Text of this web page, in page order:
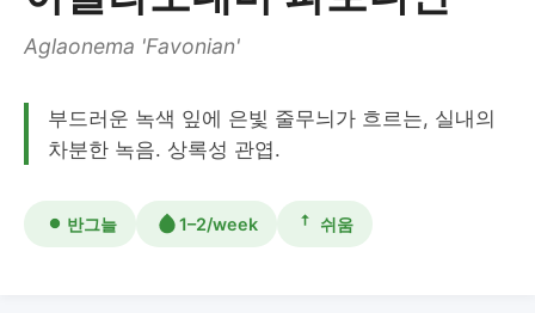
Aglaonema 'Favonian'
부드러운 녹색 잎에 은빛 줄무늬가 흐르는, 실내의
차분한 녹음. 상록성 관엽.
반그늘 1–2/week 쉬움